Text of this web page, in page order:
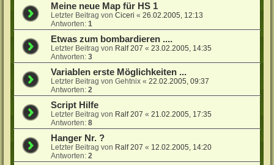
Meine neue Map für HS 1
Letzter Beitrag vonCiceri «26.02.2005, 12:13
Antworten:1
Etwas zum bombardieren ....
Letzter Beitrag von Ralf 207 «23.02.2005, 14:35
Antworten:3
Variablen erste Möglichkeiten ...
Letzter Beitrag vonGehtnix «22.02.2005, 09:37
Antworten:2
Script Hilfe
Letzter Beitrag von Ralf 207 «21.02.2005, 17:35
Antworten:8
Hanger Nr. ?
Letzter Beitrag von Ralf 207 « 12.02.2005, 14:20
Antworten:2